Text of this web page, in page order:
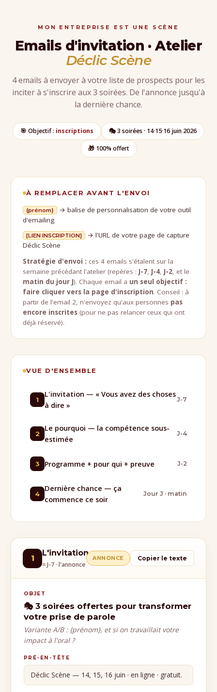
MON ENTREPRISE EST UNE SCÈNE
Emails d'invitation · Atelier
Déclic Scène
4 emails à envoyer à votre liste de prospects pour les
inciter à s'inscrire aux 3 soirées. De l'annonce jusqu'à
la dernière chance.
🎯 Objectif : inscriptions 🎭 3 soirées · 14·15·16 juin 2026
🎁 100% offert
À REMPLACER AVANT L'ENVOI
{prénom}
→ balise de personnalisation de votre outil
d'emailing
[LIEN INSCRIPTION]
→ l'URL de votre page de capture
Déclic Scène
Stratégie d'envoi : ces 4 emails s'étalent sur la
semaine précédant l'atelier (repères : J-7, J-4, J-2, et le
matin du jour J). Chaque email a un seul objectif :
faire cliquer vers la page d'inscription. Conseil : à
partir de l'email 2, n'envoyez qu'aux personnes pas
encore inscrites (pour ne pas relancer ceux qui ont
déjà réservé).
VUE D'ENSEMBLE
1
L'invitation — « Vous avez des choses
à dire »
J-7
2
Le pourquoi — la compétence sous-
estimée
J-4
3 Programme + pour qui + preuve J-2
4
Dernière chance — ça
commence ce soir
Jour J · matin
1
L'invitation
≈ J-7 · l'annonce
ANNONCE Copier le texte
OBJET
🎭 3 soirées offertes pour transformer
votre prise de parole
Variante A/B : {prénom}, et si on travaillait votre
impact à l'oral ?
PRÉ-EN-TÊTE
Déclic Scène — 14, 15, 16 juin · en ligne · gratuit.